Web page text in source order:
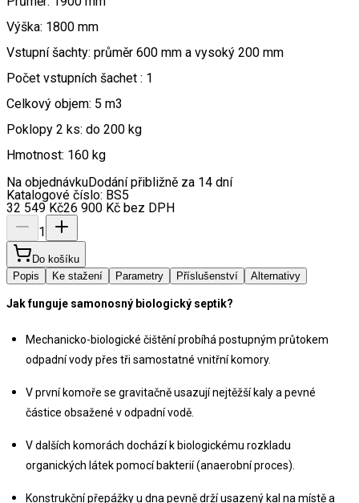
Výška: 1800 mm
Vstupní šachty: průměr 600 mm a vysoký 200 mm
Počet vstupních šachet : 1
Celkový objem: 5 m3
Poklopy 2 ks: do 200 kg
Hmotnost: 160 kg
Na objednávkuDodání přibližně za 14 dní
Katalogové číslo: BS5
32 549 Kč26 900 Kč bez DPH
1
Do košíku
Popis
Ke stažení Parametry Příslušenství Alternativy
Jak funguje samonosný biologický septik?
Mechanicko-biologické čištění probíhá postupným průtokem
odpadní vody přes tři samostatné vnitřní komory.
V první komoře se gravitačně usazují nejtěžší kaly a pevné
částice obsažené v odpadní vodě.
V dalších komorách dochází k biologickému rozkladu
organických látek pomocí bakterií (anaerobní proces).
Konstrukční přepážky u dna pevně drží usazený kal na místě a